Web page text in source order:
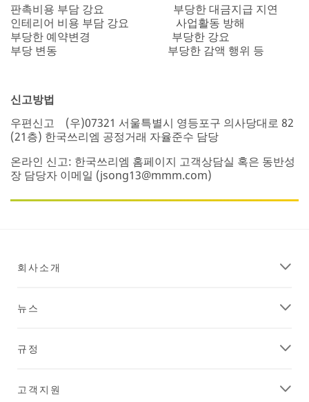
판촉비용 부담 강요
부당한 대금지급 지연
인테리어 비용 부담 강요
사업활동 방해
부당한 예약변경
부당한 강요
부당 변동
부당한 감액 행위 등
신고방법
우편신고 (우)07321 서울특별시 영등포구 의사당대로 82
(21층) 한국쓰리엠 공정거래 자율준수 담당
온라인 신고: 한국쓰리엠 홈페이지 고객상담실 혹은 동반성
장 담당자 이메일 (jsong13@mmm.com)
회사소개
뉴스
규정
고객지원